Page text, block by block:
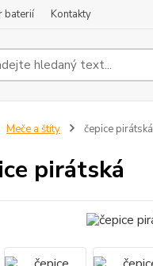
baterií Kontakty
Meče a štíty čepice pirátská
pirátská